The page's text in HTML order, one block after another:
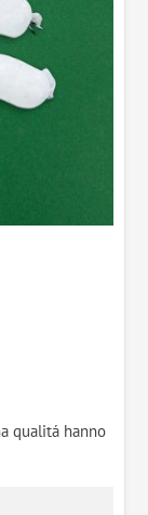
qualitá hanno